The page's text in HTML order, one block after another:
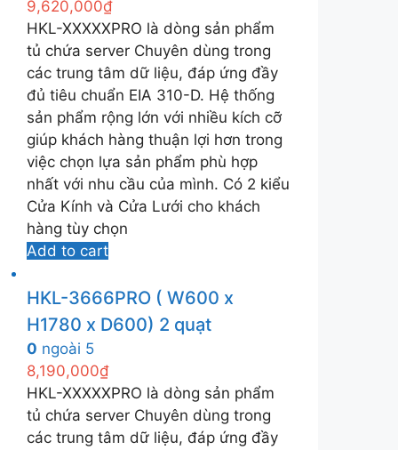
9,620,000₫
HKL-XXXXXPRO là dòng sản phẩm
tủ chứa server Chuyên dùng trong
các trung tâm dữ liệu, đáp ứng đầy
đủ tiêu chuẩn EIA 310-D. Hệ thống
sản phẩm rộng lớn với nhiều kích cỡ
giúp khách hàng thuận lợi hơn trong
việc chọn lựa sản phẩm phù hợp
nhất với nhu cầu của mình. Có 2 kiểu
Cửa Kính và Cửa Lưới cho khách
hàng tùy chọn
Add to cart
HKL-3666PRO ( W600 x
H1780 x D600) 2 quạt
0 ngoài 5
8,190,000₫
HKL-XXXXXPRO là dòng sản phẩm
tủ chứa server Chuyên dùng trong
các trung tâm dữ liệu, đáp ứng đầy